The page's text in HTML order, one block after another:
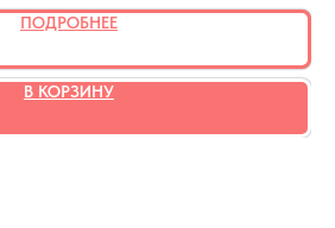
ПОДРОБНЕЕ
В КОРЗИНУ